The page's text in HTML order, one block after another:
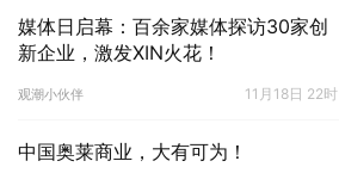
媒体日启幕：百余家媒体探访30家创
新企业，激发XIN火花！
观潮小伙伴 11月18日 22时
中国奥莱商业，大有可为！